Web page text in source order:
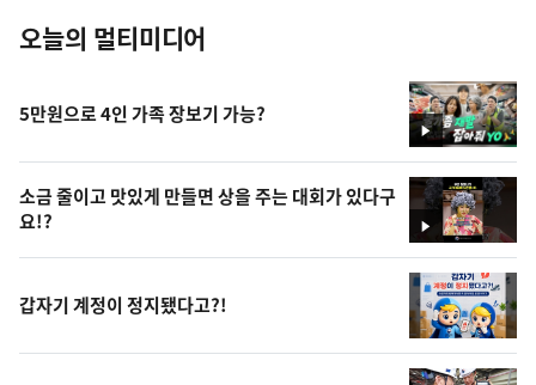
오늘의 멀티미디어
영
상
5만원으로 4인 가족 장보기 가능?
영
상
소금 줄이고 맛있게 만들면 상을 주는 대회가 있다구
요!?
갑자기 계정이 정지됐다고?!